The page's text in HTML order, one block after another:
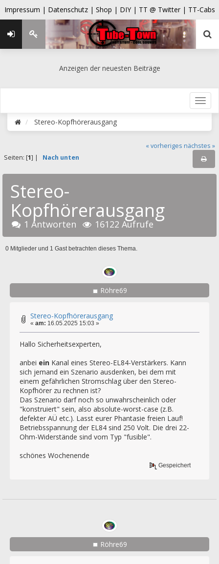
Impressum | Datenschutz | Shop | DIY | TT @ Twitter | TT-Cabs
Anzeigen der neuesten Beiträge
Stereo-Kopfhörerausgang
« vorheriges nächstes »
Seiten: [1] | Nach unten
Stereo-
Kopfhörerausgang
1 Antworten 16122 Aufrufe
0 Mitglieder und 1 Gast betrachten dieses Thema.
Röhre69
Stereo-Kopfhörerausgang
« am: 16.05.2025 15:03 »
Hallo Sicherheitsexperten,
anbei ein Kanal eines Stereo-EL84-Verstärkers. Kann
sich jemand ein Szenario ausdenken, bei dem mit
einem gefährlichen Stromschlag über den Stereo-
Kopfhörer zu rechnen ist?
Das Szenario darf noch so unwahrscheinlich oder
"konstruiert" sein, also absolute-worst-case (z.B.
defekter AÜ etc.). Lasst eurer Phantasie freien Lauf!
Betriebsspannung der EL84 sind 250 Volt. Die drei 22-
Ohm-Widerstände sind vom Typ "fusible".
schönes Wochenende
Gespeichert
Röhre69